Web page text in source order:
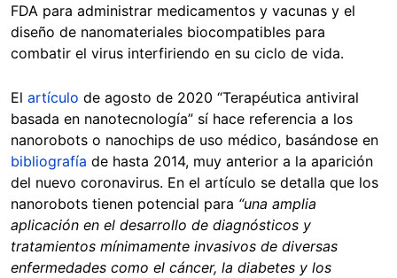
FDA para administrar medicamentos y vacunas y el
diseño de nanomateriales biocompatibles para
combatir el virus interfiriendo en su ciclo de vida.
El artículo de agosto de 2020 “Terapéutica antiviral
basada en nanotecnología” sí hace referencia a los
nanorobots o nanochips de uso médico, basándose en
bibliografía de hasta 2014, muy anterior a la aparición
del nuevo coronavirus. En el artículo se detalla que los
nanorobots tienen potencial para “una amplia
aplicación en el desarrollo de diagnósticos y
tratamientos mínimamente invasivos de diversas
enfermedades como el cáncer, la diabetes y los